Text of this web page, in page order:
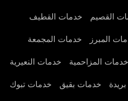
القصيم خدمات القطيف
المبرز خدمات المجمعة
خدمات المزاحمية خدمات النعيرية
خدمات بقيق خدمات تبوك